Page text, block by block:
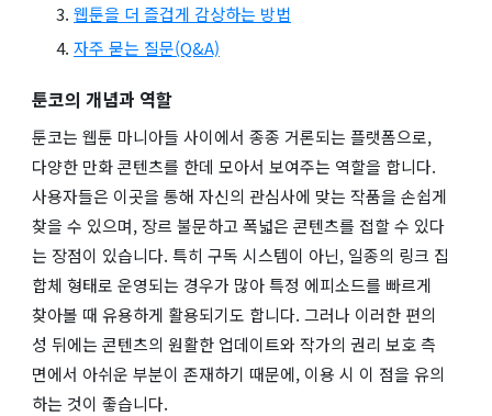
웹툰을 더 즐겁게 감상하는 방법
자주 묻는 질문(Q&A)
툰코의 개념과 역할
툰코는 웹툰 마니아들 사이에서 종종 거론되는 플랫폼으로,
다양한 만화 콘텐츠를 한데 모아서 보여주는 역할을 합니다.
사용자들은 이곳을 통해 자신의 관심사에 맞는 작품을 손쉽게
찾을 수 있으며, 장르 불문하고 폭넓은 콘텐츠를 접할 수 있다
는 장점이 있습니다. 특히 구독 시스템이 아닌, 일종의 링크 집
합체 형태로 운영되는 경우가 많아 특정 에피소드를 빠르게
찾아볼 때 유용하게 활용되기도 합니다. 그러나 이러한 편의
성 뒤에는 콘텐츠의 원활한 업데이트와 작가의 권리 보호 측
면에서 아쉬운 부분이 존재하기 때문에, 이용 시 이 점을 유의
하는 것이 좋습니다.